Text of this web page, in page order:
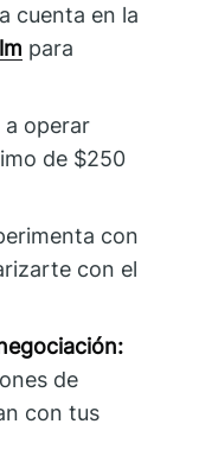
cuenta en la
para
a operar
de $250
con
con el
de
con tus